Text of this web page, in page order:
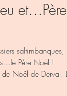
et…Père
saltimbanques,
Père Noël !
Noël de Derval. La